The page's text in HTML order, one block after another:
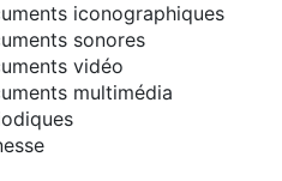
iconographiques
sonores
vidéo
multimédia